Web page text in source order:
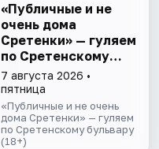
«Публичные и не
очень дома
Сретенки» — гуляем
по Сретенскому
бульвару
7 августа 2026 •
пятница
«Публичные и не очень
дома Сретенки» — гуляем
по Сретенскому бульвару
(18+)